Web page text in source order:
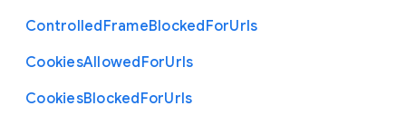
ControlledFrameBlockedForUrls
CookiesAllowedForUrls
CookiesBlockedForUrls